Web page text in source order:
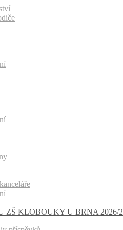
ZŠ KLOBOUKY U BRNA 2026/